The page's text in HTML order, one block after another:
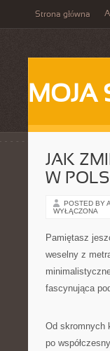
Strona główna
MOJA
JAK
W
POSTED BY
WYŁĄCZONA
Pamiętasz
weselny z
fascynująca
Od skromnych
po